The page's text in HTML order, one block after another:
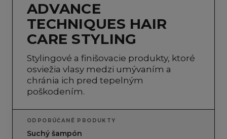
ADVANCE
TECHNIQUES HAIR
CARE STYLING
Stylingové a finišovacie produkty, ktoré
osviežia vlasy medzi umývaním a
chránia ich pred tepelným
poškodením.
ODPORÚČANÉ PRODUKTY
Suchý šampón